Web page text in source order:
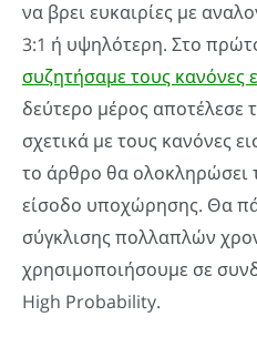
να βρει ευκαιρίες με
3:1 ή υψηλότερη. Στο
συζητήσαμε τους κανόνες
δεύτερο μέρος αποτέλεσε
σχετικά με τους κανόνες
το άρθρο θα ολοκληρώσει
είσοδο υποχώρησης. Θα
σύγκλισης πολλαπλών
χρησιμοποιήσουμε σε
High Probability.